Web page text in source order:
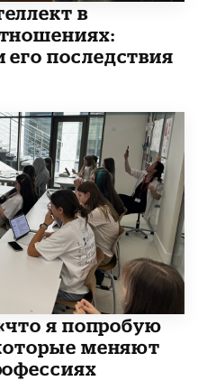
в
его последствия
я попробую
меняют